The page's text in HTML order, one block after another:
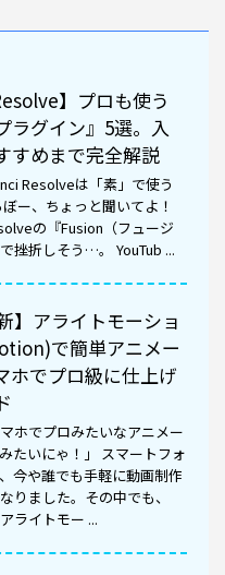
】プロも使う
ラグイン』5選。入
すめまで完全解説
Resolveは「素」で使う
ー、ちょっと聞いてよ！
の『Fusion（フュージ
挫折しそう…。 YouTub ...
】アライトモーショ
で簡単アニメー
ホでプロ級に仕上げ
ホでプロみたいなアニメー
たいにゃ！」 スマートフォ
今や誰でも手軽に動画制作
りました。その中でも、
ライトモー ...